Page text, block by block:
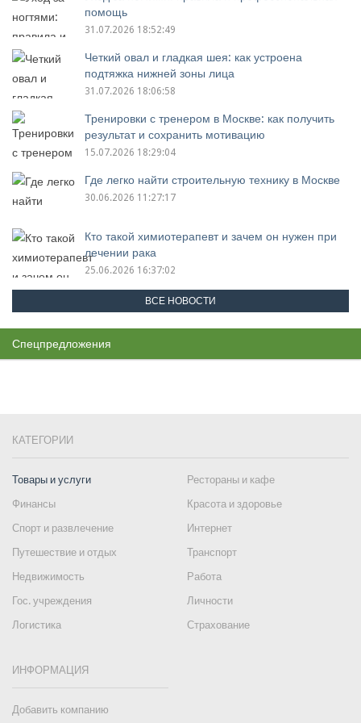
помощь
31.07.2026 18:52:49
Четкий овал и гладкая шея: как устроена
подтяжка нижней зоны лица
31.07.2026 18:06:58
Тренировки с тренером в Москве: как получить
результат и сохранить мотивацию
15.07.2026 18:29:04
Где легко найти строительную технику в Москве
30.06.2026 11:27:17
Кто такой химиотерапевт и зачем он нужен при
лечении рака
25.06.2026 16:37:02
ВСЕ НОВОСТИ
Спецпредложения
КАТЕГОРИИ
Товары и услуги
Рестораны и кафе
Финансы
Красота и здоровье
Спорт и развлечение
Интернет
Путешествие и отдых
Транспорт
Недвижимость
Работа
Гос. учреждения
Личности
Логистика
Страхование
ИНФОРМАЦИЯ
Добавить компанию